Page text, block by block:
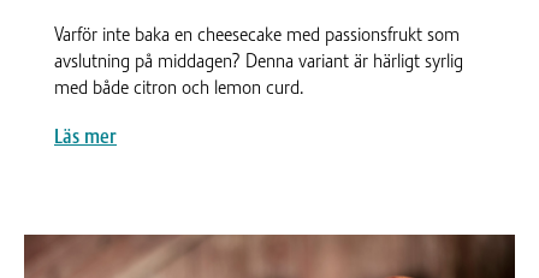
Varför inte baka en cheesecake med passionsfrukt som
avslutning på middagen? Denna variant är härligt syrlig
med både citron och lemon curd.
Läs mer